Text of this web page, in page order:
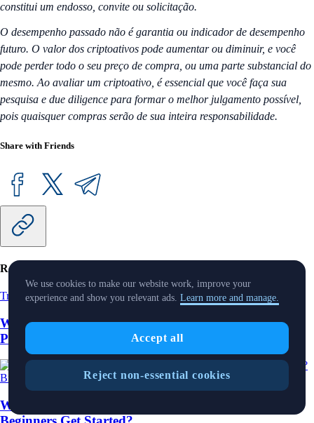
constitui um endosso, convite ou solicitação.
O desempenho passado não é garantia ou indicador de desempenho
futuro. O valor dos criptoativos pode aumentar ou diminuir, e você
pode perder todo o seu preço de compra, ou uma parte substancial do
mesmo. Ao avaliar um criptoativo, é essencial que você faça sua
pesquisa e due diligence para formar o melhor julgamento possível,
pois quaisquer compras serão de sua inteira responsabilidade.
Share with Friends
Related Articles
Trading-21 Oct 2025
What Is Crypto Arbitrage (and What Traders Do to
Profit From It)?
Bitcoin 20 Oct 2025
What Is Crypto Cloud Mining, And How Can
We use cookies to make our website work, improve your
experience and show you relevant ads. Learn more and manage.
Accept all
Reject non-essential cookies